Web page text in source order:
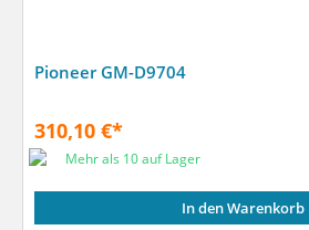
Pioneer GM-D9704
310,10 €*
Mehr als 10 auf Lager
In den Warenkorb